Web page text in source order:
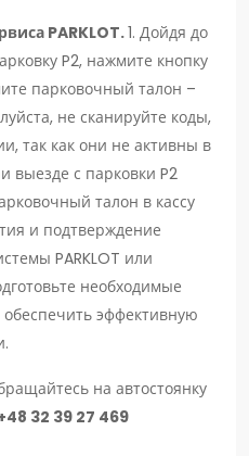
PARKLOT.1. Дойдя до
P2, нажмите кнопку
парковочный талон –
не сканируйте коды,
так как они не активны в
выезде с парковки P2
талон в кассу
и подтверждение
PARKLOT или
необходимые
эффективную
на автостоянку
32 39 27 469